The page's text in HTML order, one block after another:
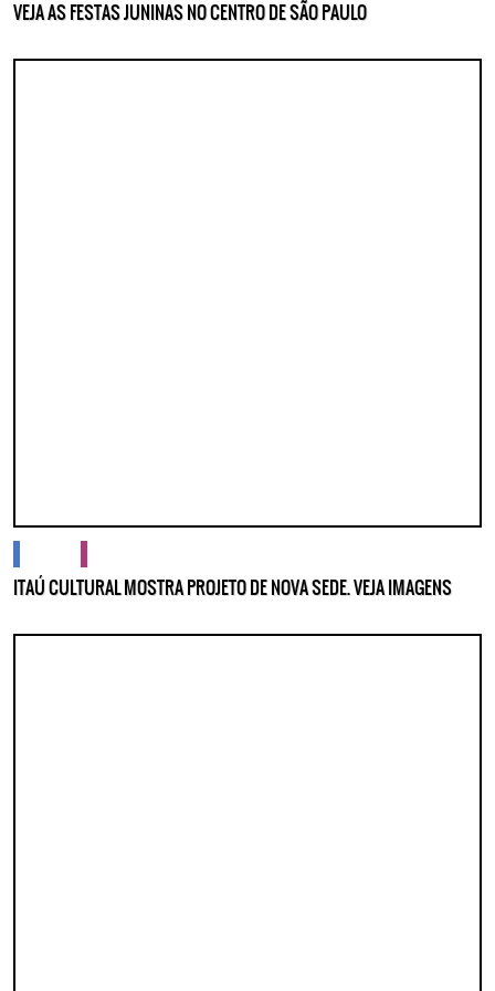
VEJA AS FESTAS JUNINAS NO CENTRO DE SÃO PAULO
ITAÚ CULTURAL MOSTRA PROJETO DE NOVA SEDE. VEJA IMAGENS